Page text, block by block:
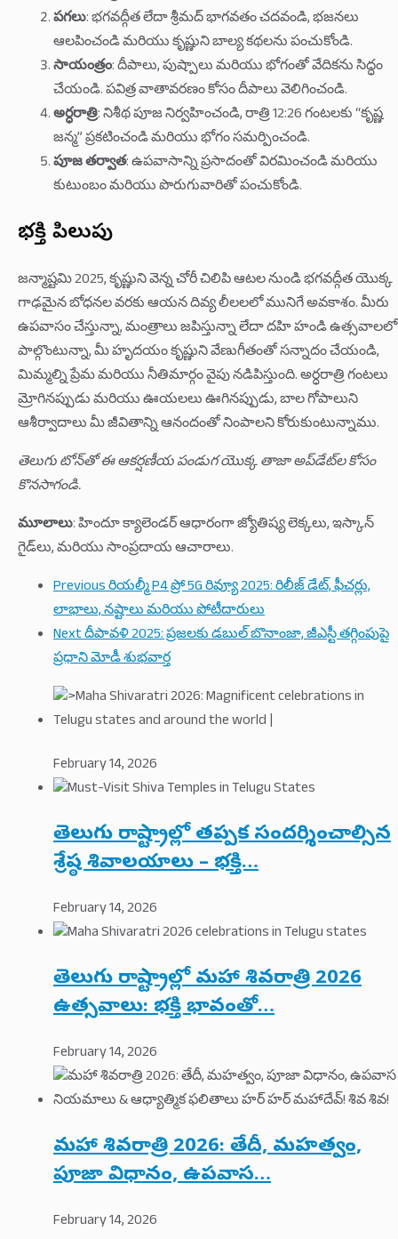
పగలు: భగవద్గీత లేదా శ్రీమద్ భాగవతం చదవండి, భజనలు
ఆలపించండి మరియు కృష్ణుని బాల్య కథలను పంచుకోండి.
సాయంత్రం: దీపాలు, పుష్పాలు మరియు భోగంతో వేదికను సిద్ధం
చేయండి. పవిత్ర వాతావరణం కోసం దీపాలు వెలిగించండి.
అర్ధరాత్రి: నిశీథ పూజ నిర్వహించండి, రాత్రి 12:26 గంటలకు “కృష్ణ
జన్మ” ప్రకటించండి మరియు భోగం సమర్పించండి.
పూజ తర్వాత: ఉపవాసాన్ని ప్రసాదంతో విరమించండి మరియు
కుటుంబం మరియు పొరుగువారితో పంచుకోండి.
భక్తి పిలుపు
జన్మాష్టమి 2025, కృష్ణుని వెన్న చోరీ చిలిపి ఆటల నుండి భగవద్గీత యొక్క
గాఢమైన బోధనల వరకు ఆయన దివ్య లీలలలో మునిగే అవకాశం. మీరు
ఉపవాసం చేస్తున్నా, మంత్రాలు జపిస్తున్నా లేదా దహి హండి ఉత్సవాలలో
పాల్గొంటున్నా, మీ హృదయం కృష్ణుని వేణుగీతంతో సన్నాదం చేయండి,
మిమ్మల్ని ప్రేమ మరియు నీతిమార్గం వైపు నడిపిస్తుంది. అర్ధరాత్రి గంటలు
మ్రోగినప్పుడు మరియు ఊయలలు ఊగినప్పుడు, బాల గోపాలుని
ఆశీర్వాదాలు మీ జీవితాన్ని ఆనందంతో నింపాలని కోరుకుంటున్నాము.
తెలుగు టోన్‌తో ఈ ఆకర్షణీయ పండుగ యొక్క తాజా అప్‌డేట్‌ల కోసం
కొనసాగండి.
మూలాలు: హిందూ క్యాలెండర్ ఆధారంగా జ్యోతిష్య లెక్కలు, ఇస్కాన్
గైడ్‌లు, మరియు సాంప్రదాయ ఆచారాలు.
Previousరియల్మీ P4 ప్రో 5G రివ్యూ 2025: రిలీజ్ డేట్, ఫీచర్లు,
లాభాలు, నష్టాలు మరియు పోటీదారులు
Nextదీపావళి 2025: ప్రజలకు డబుల్ బొనాంజా, జీఎస్టీ తగ్గింపుపై
ప్రధాని మోడీ శుభవార్త
February 14, 2026
తెలుగు రాష్ట్రాల్లో తప్పక సందర్శించాల్సిన
శ్రేష్ఠ శివాలయాలు – భక్తి…
February 14, 2026
తెలుగు రాష్ట్రాల్లో మహా శివరాత్రి 2026
ఉత్సవాలు: భక్తి భావంతో…
February 14, 2026
మహా శివరాత్రి 2026: తేదీ, మహత్వం,
పూజా విధానం, ఉపవాస…
February 14, 2026